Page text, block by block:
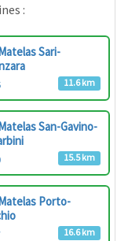
:
Sari-
11.6 km
San-Gavino-
15.5 km
Porto-
16.6 km